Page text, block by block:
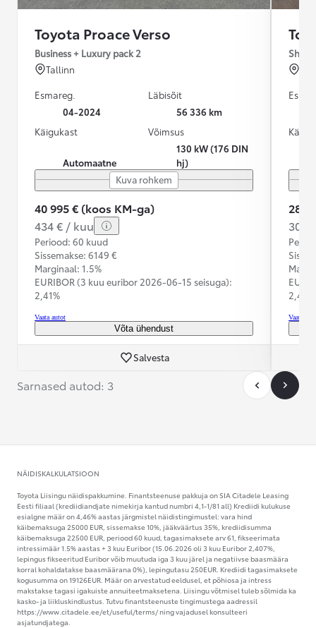
Toyota Proace Verso
Business + Luxury pack 2
Tallinn
Esmareg.
04-2024
Läbisõit
56 336 km
Käigukast
Automaatne
Võimsus
130 kW (176 DIN
hj)
Kuva rohkem
40 995 € (koos KM-ga)
434 € / kuu
Periood: 60 kuud
Sissemakse: 6149 €
Marginaal: 1.5%
EURIBOR (3 kuu euribor 2026-06-15 seisuga):
2,41%
Vaata autot
Võta ühendust
Salvesta
28
300
2,41%
Vaata
Sarnased autod: 3
NÄIDISKALKULATSIOON
Toyota Liisingu näidispakkumine. Finantsteenuse pakkuja on SIA Citadele Leasing
Eesti filiaal (krediidiandjate nimekirja kantud numbri 4,1-1/81 all) Krediidi kulukuse
esialgne määr on 4,46% aastas järgmistel näidistingimustel: vara hind
käibemaksuga 25000 EUR, sissemakse 10%, jääkväärtus 35%, krediidisumma
käibemaksuga 22500 EUR, periood 60 kuud, tagasimaksete arv 61, fikseerimata
intressimäär 1.5% aastas + 3 kuu Euribor (15.06.2026 oli 3 kuu Euribor 2,407%,
lepingus fikseeritud Euribor võib muutuda iga 3 kuu järel ja negatiivse baasmäära
korral kohaldatakse baasmäärana 0%), lepingutasu 250EUR. Krediidi tagasimaksete
kogusumma on 19126EUR. Määr on arvestatud eeldusel, et põhiosa ja intress
makstakse tagasi igakuiste annuiteetmaksetena. Liisingu võtmisel tuleb sõlmida ka
kasko- ja liikluskindlustus. Tutvu finantsteenuste tingimustega aadressil
https://www.citadele.ee/et/useful/terms/ ning vajadusel konsulteeri
asjatundjatega.